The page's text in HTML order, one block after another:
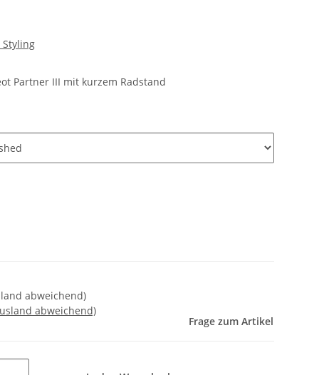
Styling
Partner III mit kurzem Radstand
abweichend)
abweichend)
Frage zum Artikel